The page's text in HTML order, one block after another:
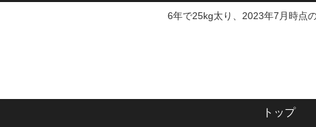
6年で25kg太り、2023年7月時点
トップ